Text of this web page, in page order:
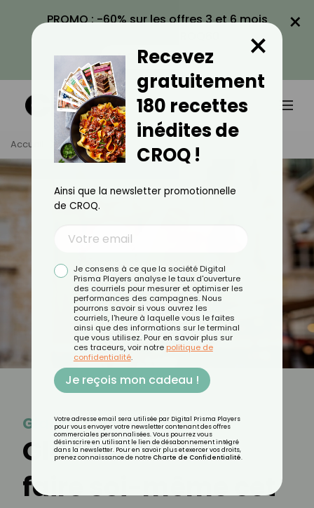
PROMO : -60% sur les offres 3 et 6 mois
VOIR LA PROMO
×
Accueil Tag Glace
Glace
Glaces saines à
faire soi-même cet
Recevez
gratuitement
180 recettes
inédites de
CROQ !
×
Ainsi que la newsletter promotionnelle
de CROQ.
Je consens à ce que la société Digital
Prisma Players analyse le taux d'ouverture
des courriels pour mesurer et optimiser les
performances des campagnes. Nous
pourrons savoir si vous ouvrez les
courriels, l'heure à laquelle vous le faites
ainsi que des informations sur le terminal
que vous utilisez. Pour en savoir plus sur
ces traceurs, voir notre politique de
confidentialité.
Je reçois mon cadeau !
Votre adresse email sera utilisée par Digital Prisma Players
pour vous envoyer votre newsletter contenant des offres
commerciales personnalisées. Vous pourrez vous
désinscrire en utilisant le lien de désabonnement intégré
dans la newsletter. Pour en savoir plus et exercer vos droits,
prenez connaissance de notre Charte de Confidentialité.